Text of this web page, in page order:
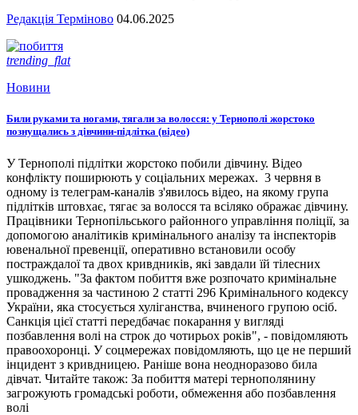
Редакція Терміново 04.06.2025
trending_flat
Новини
Били руками та ногами, тягали за волосся: у Тернополі жорстоко
познущались з дівчини-підлітка (відео)
У Тернополі підлітки жорстоко побили дівчину. Відео
конфлікту поширюють у соціальних мережах. 3 червня в
одному із телеграм-каналів з'явилось відео, на якому група
підлітків штовхає, тягає за волосся та всіляко ображає дівчину.
Працівники Тернопільського районного управління поліції, за
допомогою аналітиків кримінального аналізу та інспекторів
ювенальної превенції, оперативно встановили особу
постраждалої та двох кривдників, які завдали їй тілесних
ушкоджень. "За фактом побиття вже розпочато кримінальне
провадження за частиною 2 статті 296 Кримінального кодексу
України, яка стосується хуліганства, вчиненого групою осіб.
Санкція цієї статті передбачає покарання у вигляді
позбавлення волі на строк до чотирьох років", - повідомляють
правоохоронці. У соцмережах повідомляють, що це не перший
інцидент з кривдницею. Раніше вона неодноразово била
дівчат. Читайте також: За побиття матері тернополянину
загрожують громадські роботи, обмеження або позбавлення
волі